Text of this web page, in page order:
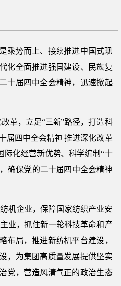
乘势而上、接续推进中国式现
化全面推进强国建设、民族复
十届四中全会精神，迅速掀起
革，立足“三新”路径，打造科
届四中全会精神 推进深化改革
际化经营新优势、科学编制“十
确保党的二十届四中全会精神
机企业，保障国家纺织产业安
业，抓住新一轮科技革命和产
布局，推进新纺机平台建设，
，为集团高质量发展提供坚实
党，营造风清气正的政治生态